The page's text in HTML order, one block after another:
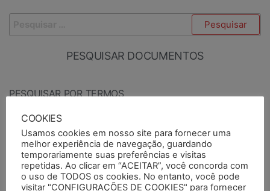
PESQUISAR DOCUMENTOS
PESQUISAR POR TERMOS
BASE DA CATEGORIA
COOKIES
Usamos cookies em nosso site para fornecer uma
melhor experiência de navegação, guardando
temporariamente suas preferências e visitas
repetidas. Ao clicar em “ACEITAR”, você concorda com
o uso de TODOS os cookies. No entanto, você pode
visitar "CONFIGURAÇÕES DE COOKIES" para fornecer